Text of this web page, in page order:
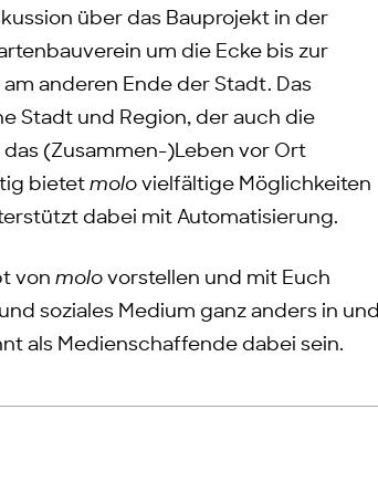
über das Bauprojekt in der
um die Ecke bis zur
anderen Ende der Stadt. Das
Stadt und Region, der auch die
(Zusammen-)Leben vor Ort
bietet molo vielfältige Möglichkeiten
dabei mit Automatisierung.
von molo vorstellen und mit Euch
soziales Medium ganz anders in und
als Medienschaffende dabei sein.